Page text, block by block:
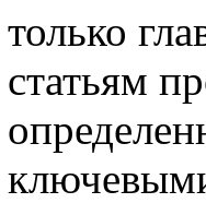
только
статьям